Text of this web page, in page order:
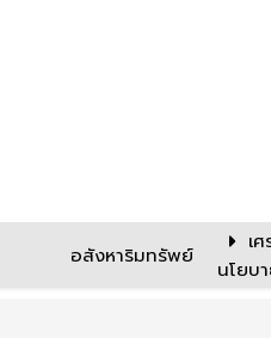
อสังหาริมทรัพย์
เ
นโยบ